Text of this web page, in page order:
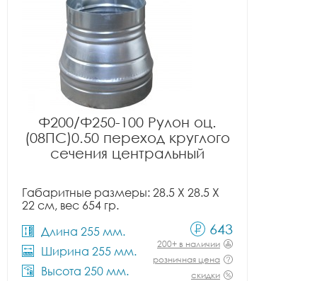
Ф200/Ф250-100 Рулон оц.
(08ПС)0.50 переход круглого
сечения центральный
Габаритные размеры: 28.5 X 28.5 X
22 см, вес 654 гр.
Длина 255 мм.
Ширина 255 мм.
Высота 250 мм.
643
200+ в наличии
розничная цена
скидки